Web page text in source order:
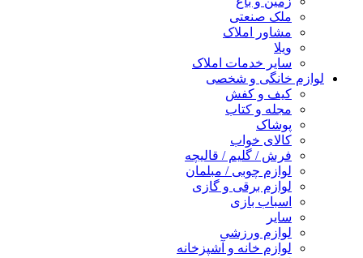
ملک صنعتی
مشاور املاک
ویلا
سایر خدمات املاک
لوازم خانگی و شخصی
کیف و کفش
مجله و کتاب
پوشاک
کالای خواب
فرش / گلیم / قالیچه
لوازم چوبی / مبلمان
لوازم برقی و گازی
اسباب بازی
سایر
لوازم ورزشی
لوازم خانه و آشپزخانه